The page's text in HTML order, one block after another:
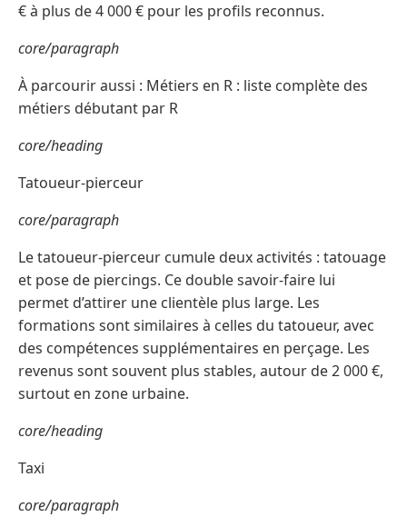
€ à plus de 4 000 € pour les profils reconnus.
core/paragraph
À parcourir aussi : Métiers en R : liste complète des
métiers débutant par R
core/heading
Tatoueur-pierceur
core/paragraph
Le tatoueur-pierceur cumule deux activités : tatouage
et pose de piercings. Ce double savoir-faire lui
permet d’attirer une clientèle plus large. Les
formations sont similaires à celles du tatoueur, avec
des compétences supplémentaires en perçage. Les
revenus sont souvent plus stables, autour de 2 000 €,
surtout en zone urbaine.
core/heading
Taxi
core/paragraph